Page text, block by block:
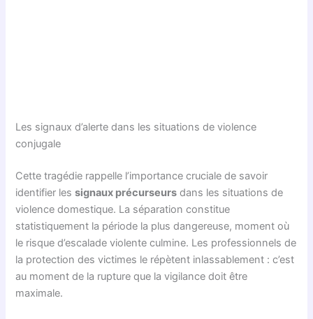
Les signaux d’alerte dans les situations de violence
conjugale
Cette tragédie rappelle l’importance cruciale de savoir
identifier lessignaux précurseurs dans les situations de
violence domestique. La séparation constitue
statistiquement la période la plus dangereuse, moment où
le risque d’escalade violente culmine. Les professionnels de
la protection des victimes le répètent inlassablement : c’est
au moment de la rupture que la vigilance doit être
maximale.